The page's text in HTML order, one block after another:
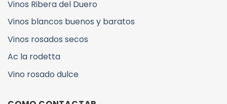
Vinos Ribera del Duero
Vinos blancos buenos y baratos
Vinos rosados secos
Ac la rodetta
Vino rosado dulce